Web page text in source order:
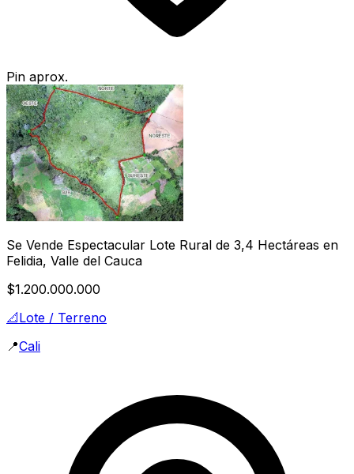
Pin aprox.
Se Vende Espectacular Lote Rural de 3,4 Hectáreas en
Felidia, Valle del Cauca
$1.200.000.000
📐Lote / Terreno
📍Cali